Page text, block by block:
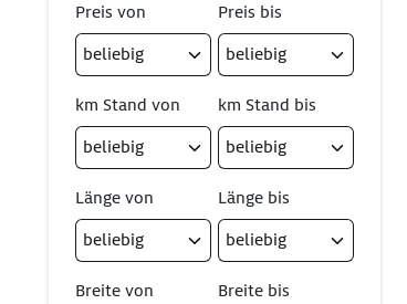
Preis von Preis bis
km Stand von km Stand bis
Länge von Länge bis
Breite von Breite bis